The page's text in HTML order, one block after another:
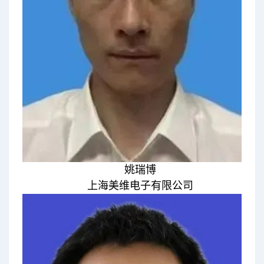
姚瑞博
上海美维电子有限公司